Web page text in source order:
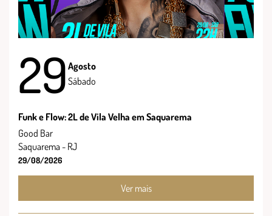
29 Agosto
Sábado
Funk e Flow: 2L de Vila Velha em Saquarema
Good Bar
Saquarema - RJ
29/08/2026
Ver mais